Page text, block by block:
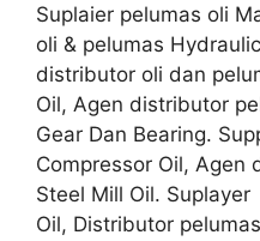
Suplaier pelumas oli
oli & pelumas
distributor oli dan
Oil, Agen distributor
Gear Dan Bearing.
Compressor Oil, Agen
Steel Mill Oil.
Oil, Distributor